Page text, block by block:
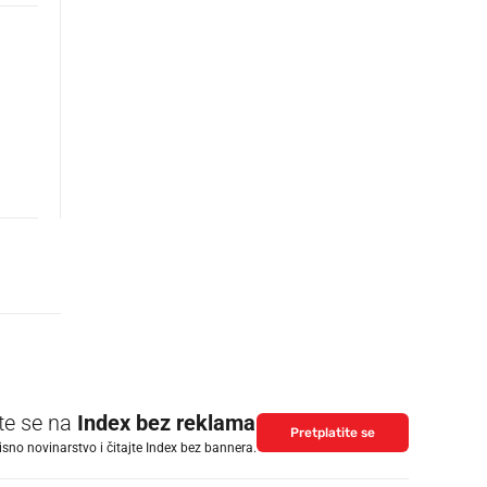
se na Index bez reklama
novinarstvo i čitajte Index bez bannera.
Pretplatite se